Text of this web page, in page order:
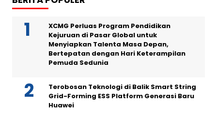
XCMG Perluas Program Pendidikan
Kejuruan di Pasar Global untuk
Menyiapkan Talenta Masa Depan,
Bertepatan dengan Hari Keterampilan
Pemuda Sedunia
Terobosan Teknologi di Balik Smart String
Grid-Forming ESS Platform Generasi Baru
Huawei